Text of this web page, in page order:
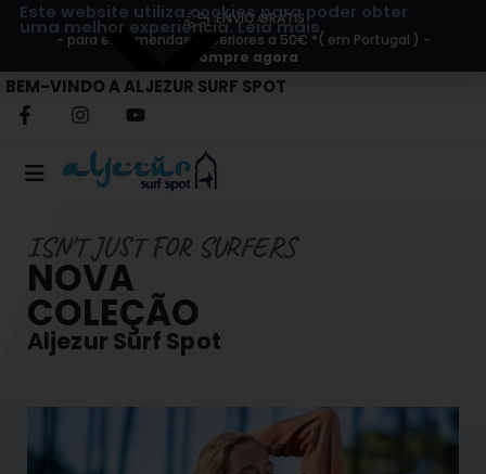
ENVIO GRÁTIS
- para encomendas superiores a 50€ *( em Portugal ) -
Compre agora
BEM-VINDO A ALJEZUR SURF SPOT
ISN'T JUST FOR SURFERS
NOVA
COLEÇÃO
Aljezur Surf Spot
Este website utiliza cookies para poder obter
uma melhor experiência.Leia mais.